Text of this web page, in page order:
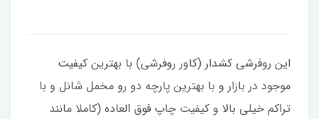
این روفرشی کشدار (کاور روفرشی) با بهترین کیفیت
موجود در بازار و با بهترین پارچه دو رو مخمل شانل و با
تراکم خیلی بالا و کیفیت چاپ فوق العاده (کاملا مانند